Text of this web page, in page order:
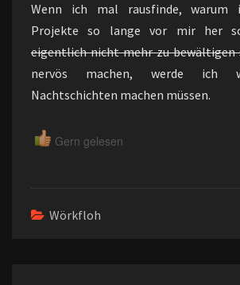
Wenn ich mal rausfinde, warum
Projekte so lange vor mir her
eigentlich nicht mehr zu bewältigen
nervös machen, werde ich
Nachtschichten machen müssen.
Gern gelesen
Wörkfloh